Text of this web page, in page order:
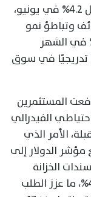
ورغم تراجع معدل البطالة إلى 4.1% مقابل 4.2% في يونيو،
وتباطؤ نمو
إلى 3.2% مقارنة مع 3.4% في الشهر
تدريجيًا في سوق
المستثمرين
الفيدرالي
الأمر الذي
الدولار إلى
سندات الخزانة
الأمريكية لأجل عشر سنوات إلى نحو 4.60%، ما عزز الطلب